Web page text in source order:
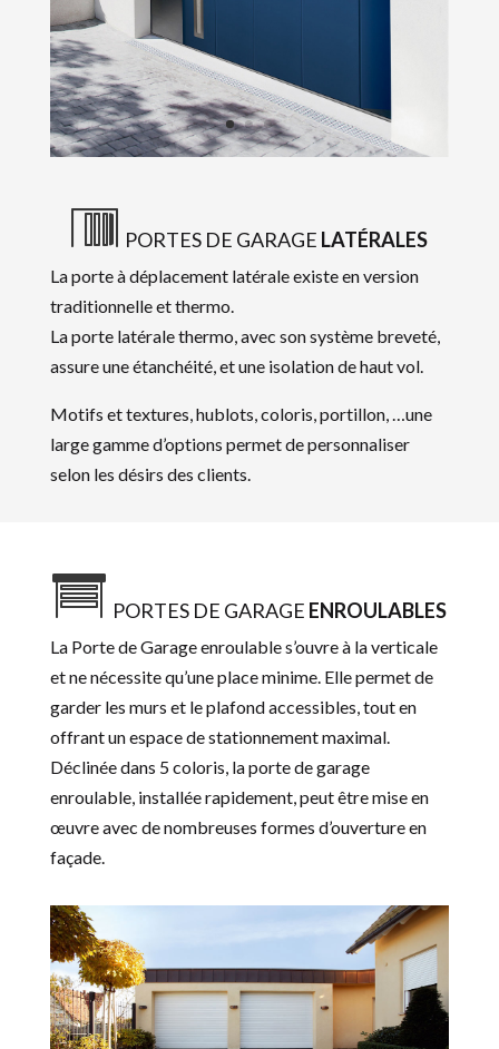
PORTES DE GARAGE LATÉRALES
La porte à déplacement latérale existe en version
traditionnelle et thermo.
La porte latérale thermo, avec son système breveté,
assure une étanchéité, et une isolation de haut vol.
Motifs et textures, hublots, coloris, portillon, …une
large gamme d’options permet de personnaliser
selon les désirs des clients.
PORTES DE GARAGE ENROULABLES
La Porte de Garage enroulable s’ouvre à la verticale
et ne nécessite qu’une place minime. Elle permet de
garder les murs et le plafond accessibles, tout en
offrant un espace de stationnement maximal.
Déclinée dans 5 coloris, la porte de garage
enroulable, installée rapidement, peut être mise en
œuvre avec de nombreuses formes d’ouverture en
façade.